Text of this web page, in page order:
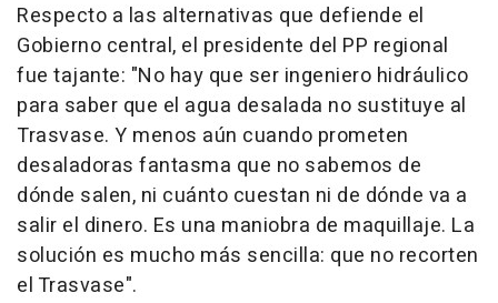
Respecto a las alternativas que defiende el
Gobierno central, el presidente del PP regional
fue tajante: "No hay que ser ingeniero hidráulico
para saber que el agua desalada no sustituye al
Trasvase. Y menos aún cuando prometen
desaladoras fantasma que no sabemos de
dónde salen, ni cuánto cuestan ni de dónde va a
salir el dinero. Es una maniobra de maquillaje. La
solución es mucho más sencilla: que no recorten
el Trasvase".